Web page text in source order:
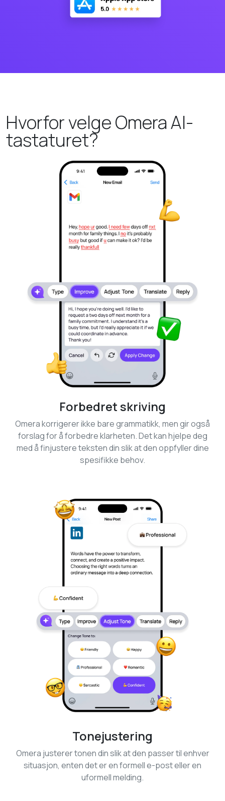
Hvorfor velge Omera AI-
tastaturet?
Forbedret skriving
Omera korrigerer ikke bare grammatikk, men gir også
forslag for å forbedre klarheten. Det kan hjelpe deg
med å finjustere teksten din slik at den oppfyller dine
spesifikke behov.
Tonejustering
Omera justerer tonen din slik at den passer til enhver
situasjon, enten det er en formell e-post eller en
uformell melding.